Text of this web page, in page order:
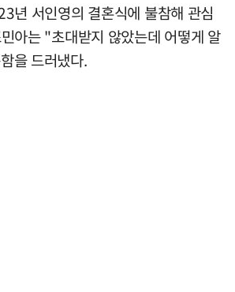
년 서인영의 결혼식에 불참해 관심
아는 "초대받지 않았는데 어떻게 알
을 드러냈다.